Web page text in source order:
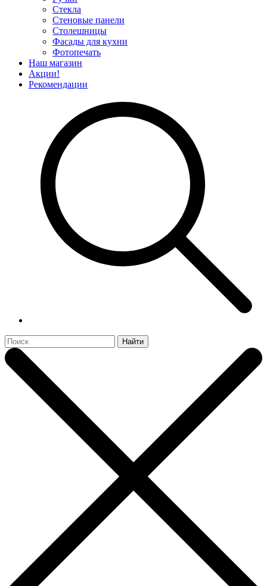
Стекла
Стеновые панели
Столешницы
Фасады для кухни
Фотопечать
Наш магазин
Акции!
Рекомендации
Найти